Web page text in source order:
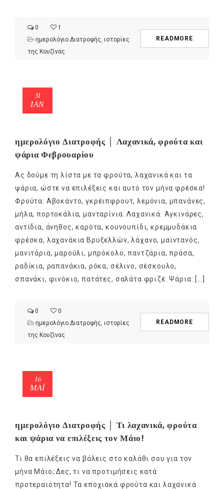
0
1
ημερολόγιο Διατροφής, ιστορίες
της Κουζίνας
READMORE
31
ΙΑΝ
ημερολόγιο Διατροφής │ Λαχανικά, φρούτα και
ψάρια Φεβρουαρίου
Ας δούμε τη λίστα με τα φρούτα, λαχανικά και τα
ψάρια, ώστε να επιλέξεις και αυτό τον μήνα φρέσκα!
Φρούτα: Αβοκάντο, γκρέιπφρουτ, λεμόνια, μπανάνες,
μήλα, πορτοκάλια, μανταρίνια. Λαχανικά: Αγκινάρες,
αντίδια, άνηθος, καρότα, κουνουπίδι, κρεμμυδάκια
φρέσκα, λαχανάκια Βρυξελλών, λάχανο, μαϊντανός,
μανιτάρια, μαρούλι, μπρόκολο, παντζάρια, πράσα,
ραδίκια, ραπανάκια, ρόκα, σέλινο, σέσκουλο,
σπανάκι, φινόκιο, πατάτες, σαλάτα φριζέ. Ψάρια: […]
0
0
ημερολόγιο Διατροφής, ιστορίες
της Κουζίνας
READMORE
16
ΜΑΪ́
ημερολόγιο Διατροφής │ Τι λαχανικά, φρούτα
και ψάρια να επιλέξεις τον Μάιο!
Τι θα επιλέξεις να βάλεις στο καλάθι σου για τον
μήνα Μάιο; Δες, τι να προτιμήσεις κατά
προτεραιότητα! Τα εποχιακά φρούτα και λαχανικά